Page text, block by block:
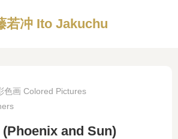
若冲 Ito Jakuchu
色画 Colored Pictures
(Phoenix and Sun)